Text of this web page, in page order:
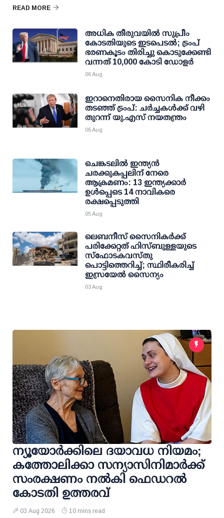
READ MORE
അധിക തീരുവയില്‍ സുപ്രീം
കോടതിയുടെ ഇടപെടല്‍; ട്രംപ്
ഭരണകൂടം തിരിച്ചു കൊടുക്കേണ്ടി
വന്നത് 10,000 കോടി ഡോളര്‍
06 Aug
ഇറാനെതിരായ സൈനിക നീക്കം
തടഞ്ഞ് ട്രംപ്: ചര്‍ച്ചകള്‍ക്ക് വഴി
തുറന്ന് യു.എസ് നയതന്ത്രം
06 Aug
ചെങ്കടലില്‍ ഇന്ത്യന്‍
ചരക്കുകപ്പലിന് നേരെ
ആക്രമണം: 13 ഇന്ത്യക്കാര്‍
ഉള്‍പ്പെടെ 14 നാവികരെ
രക്ഷപ്പെടുത്തി
05 Aug
ലെബനീസ് സൈനികർക്ക്
പരിക്കേറ്റത് ഹിസ്ബുള്ളയുടെ
സ്‌ഫോടകവസ്തു
പൊട്ടിത്തെറിച്ച്; സ്ഥിരീകരിച്ച്
ഇസ്രയേൽ സൈന്യം
03 Aug
ന്യൂയോർക്കിലെ ദയാവധ നിയമം;
കത്തോലിക്കാ സന്യാസിനിമാർക്ക്
സംരക്ഷണം നൽകി ഫെഡറല്‍
കോടതി ഉത്തരവ്
03 Aug 2026 10 mins read